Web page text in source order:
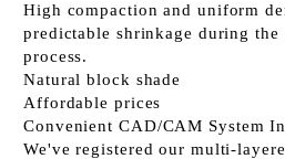
High compaction and uniform
predictable shrinkage during the
process.
Natural block shade
Affordable prices
Convenient CAD/CAM System
We've registered our multi-